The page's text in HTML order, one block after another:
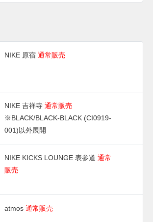
NIKE 原宿 通常販売
NIKE 吉祥寺 通常販売
※BLACK/BLACK-BLACK (CI0919-
001)以外展開
NIKE KICKS LOUNGE 表参道 通常
販売
atmos 通常販売